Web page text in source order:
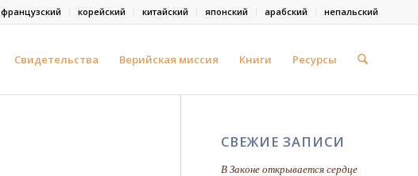
французский корейский китайский японский арабский непальский
Свидетельства Верийская миссия Книги Ресурсы
СВЕЖИЕ ЗАПИСИ
В Законе открывается сердце